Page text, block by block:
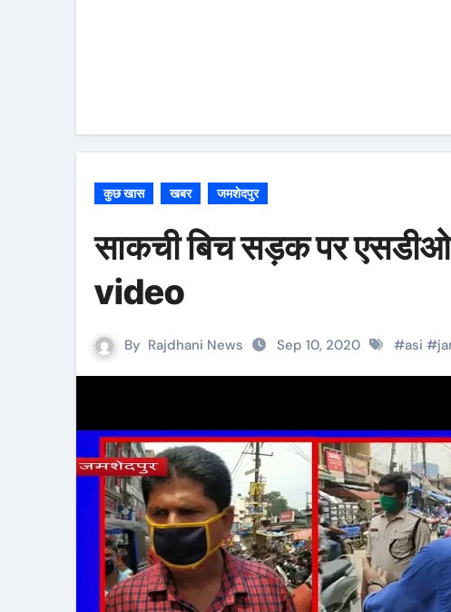
कुछ खास खबर जमशेदपुर
साकची बिच सड़क पर
video
By Rajdhani News Sep 10, 2020 #asi #